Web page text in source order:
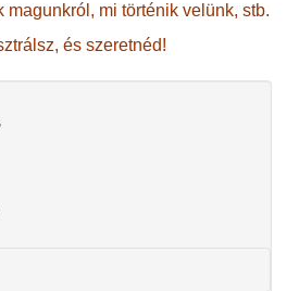
magunkról, mi történik velünk, stb.
és szeretnéd!